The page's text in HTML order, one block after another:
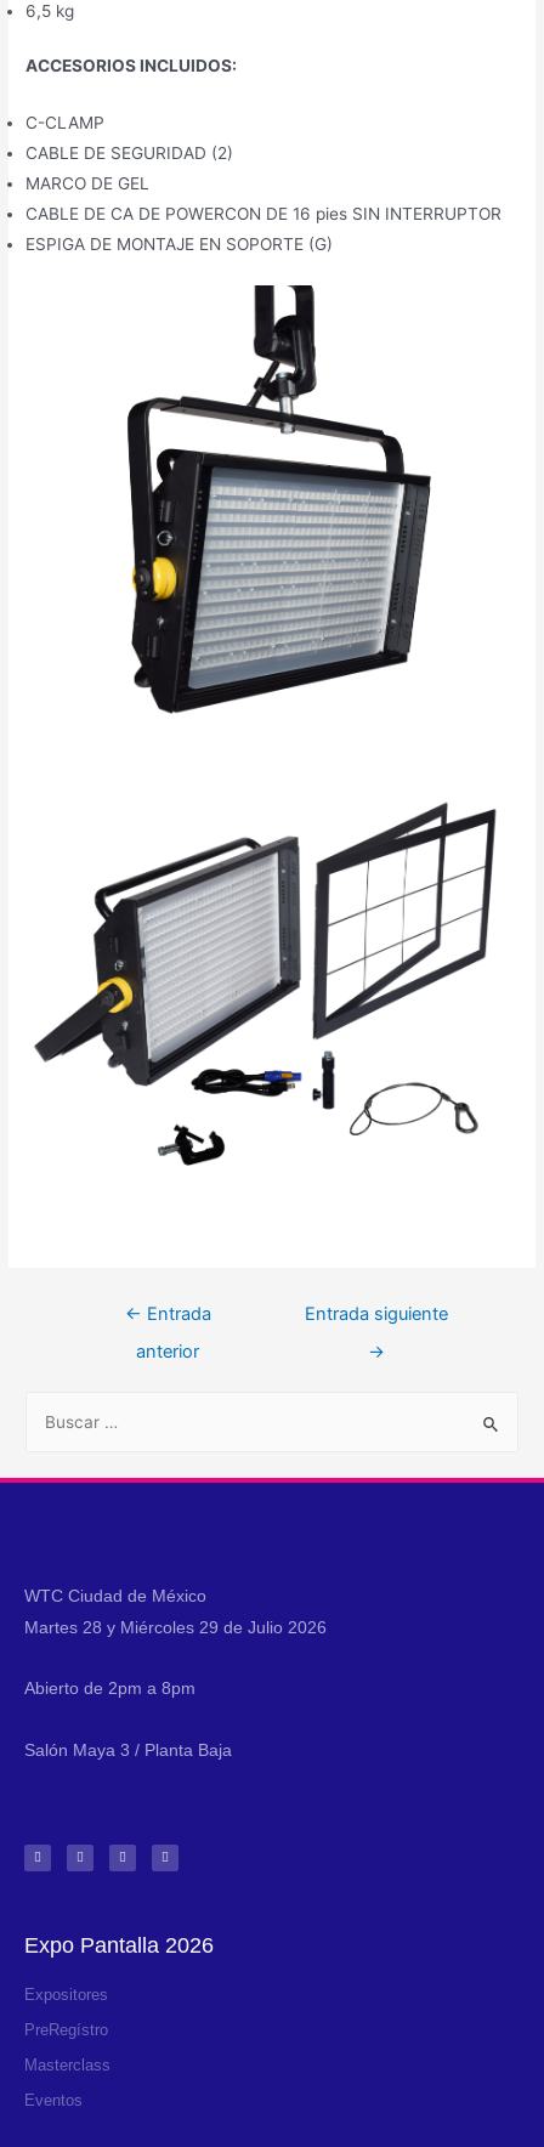
6,5 kg
ACCESORIOS INCLUIDOS:
C-CLAMP
CABLE DE SEGURIDAD (2)
MARCO DE GEL
CABLE DE CA DE POWERCON DE 16 pies SIN INTERRUPTOR
ESPIGA DE MONTAJE EN SOPORTE (G)
← Entrada
anterior
Entrada siguiente
→
WTC Ciudad de México
Martes 28 y Miércoles 29 de Julio 2026
Abierto de 2pm a 8pm
Salón Maya 3 / Planta Baja
Expo Pantalla 2026
Expositores
PreRegístro
Masterclass
Eventos